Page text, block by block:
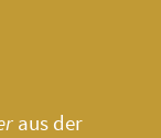
aus der